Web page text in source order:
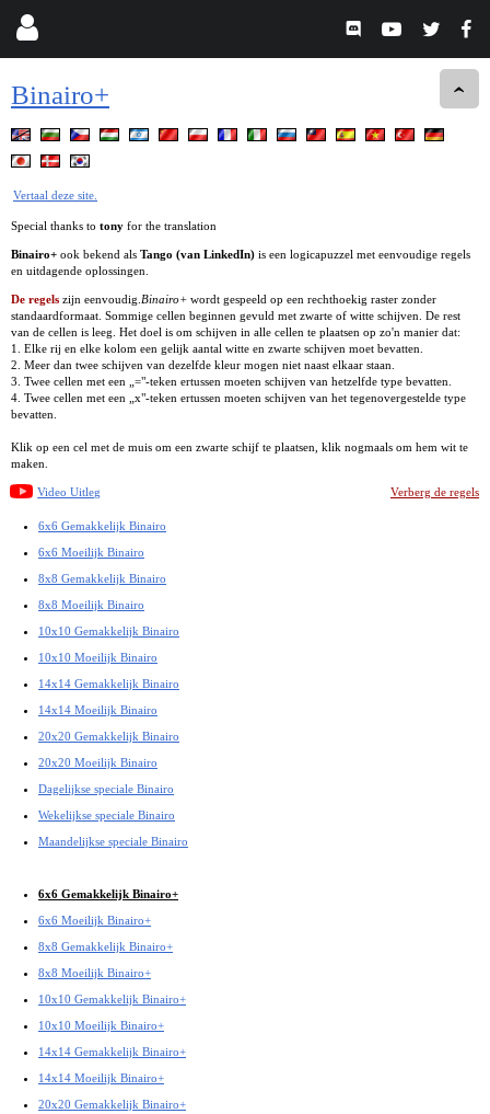
Binairo+
Vertaal deze site.
Special thanks to tony for the translation
Binairo+ ook bekend als Tango (van LinkedIn) is een logicapuzzel met eenvoudige regels
en uitdagende oplossingen.
De regels zijn eenvoudig. Binairo+ wordt gespeeld op een rechthoekig raster zonder
standaardformaat. Sommige cellen beginnen gevuld met zwarte of witte schijven. De rest
van de cellen is leeg. Het doel is om schijven in alle cellen te plaatsen op zo'n manier dat:
1. Elke rij en elke kolom een gelijk aantal witte en zwarte schijven moet bevatten.
2. Meer dan twee schijven van dezelfde kleur mogen niet naast elkaar staan.
3. Twee cellen met een „="-teken ertussen moeten schijven van hetzelfde type bevatten.
4. Twee cellen met een „x"-teken ertussen moeten schijven van het tegenovergestelde type
bevatten.
Klik op een cel met de muis om een zwarte schijf te plaatsen, klik nogmaals om hem wit te
maken.
Video Uitleg Verberg de regels
6x6 Gemakkelijk Binairo
6x6 Moeilijk Binairo
8x8 Gemakkelijk Binairo
8x8 Moeilijk Binairo
10x10 Gemakkelijk Binairo
10x10 Moeilijk Binairo
14x14 Gemakkelijk Binairo
14x14 Moeilijk Binairo
20x20 Gemakkelijk Binairo
20x20 Moeilijk Binairo
Dagelijkse speciale Binairo
Wekelijkse speciale Binairo
Maandelijkse speciale Binairo
6x6 Gemakkelijk Binairo+
6x6 Moeilijk Binairo+
8x8 Gemakkelijk Binairo+
8x8 Moeilijk Binairo+
10x10 Gemakkelijk Binairo+
10x10 Moeilijk Binairo+
14x14 Gemakkelijk Binairo+
14x14 Moeilijk Binairo+
20x20 Gemakkelijk Binairo+